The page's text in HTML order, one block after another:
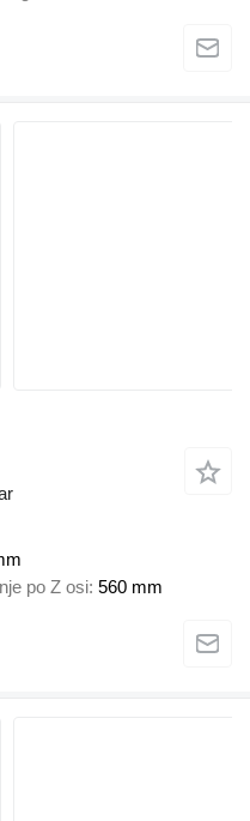
po Z osi 560 mm